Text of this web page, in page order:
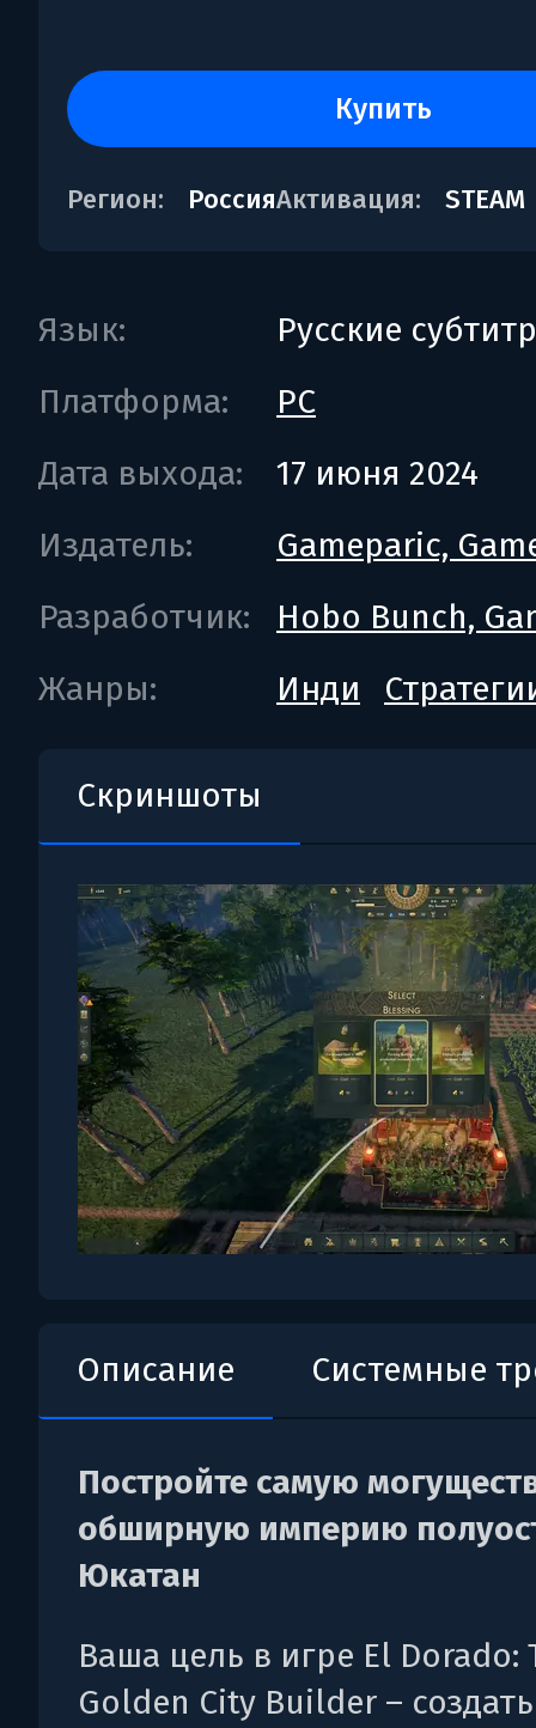
купить
Регион: РоссияАктивация: STEAM
Язык:
Русские
Платформа:
PC
Дата выхода:
17 июня 2024
Издатель:
Gameparic,
Разработчик:
Hobo Bunch,
Жанры:
Инди
Скриншоты
Описание Системные
Постройте самую
обширную империю
Юкатан
Ваша цель в игре El Dorado:
Golden City Builder –